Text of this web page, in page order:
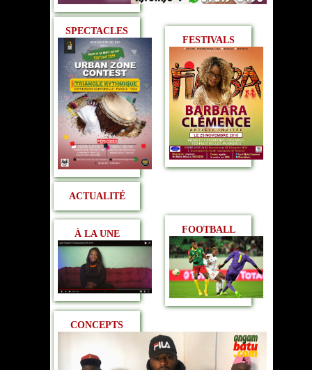
SPECTACLES
FESTIVALS
ACTUALITÉ
À LA UNE FOOTBALL
CONCEPTS